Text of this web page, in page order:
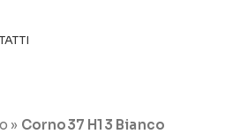
» Corno37 H13 Bianco